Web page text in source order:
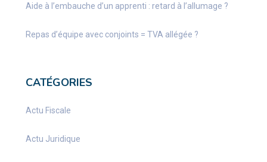
Aide à l’embauche d’un apprenti : retard à l’allumage ?
Repas d’équipe avec conjoints = TVA allégée ?
CATÉGORIES
Actu Fiscale
Actu Juridique